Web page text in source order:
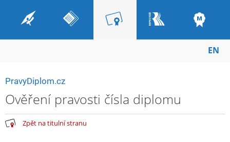
EN
PravyDiplom.cz
Ověření pravosti čísla diplomu
Zpět na titulní stranu